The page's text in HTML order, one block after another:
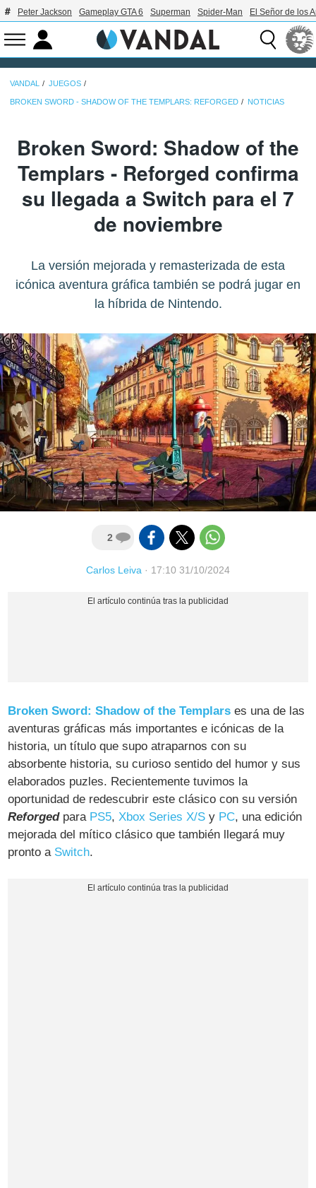
Peter Jackson Gameplay GTA 6 Superman Spider-Man El Señor de los
VANDAL JUEGOS
BROKEN SWORD - SHADOW OF THE TEMPLARS: REFORGED NOTICIAS
Broken Sword: Shadow of the
Templars - Reforged confirma
su llegada a Switch para el 7
de noviembre
La versión mejorada y remasterizada de esta
icónica aventura gráfica también se podrá jugar en
la híbrida de Nintendo.
2
Carlos Leiva · 17:10 31/10/2024
Broken Sword: Shadow of the Templars es una de las
aventuras gráficas más importantes e icónicas de la
historia, un título que supo atraparnos con su
absorbente historia, su curioso sentido del humor y sus
elaborados puzles. Recientemente tuvimos la
oportunidad de redescubrir este clásico con su versión
Reforgedpara PS5, Xbox Series X/S y PC, una edición
mejorada del mítico clásico que también llegará muy
pronto a Switch.